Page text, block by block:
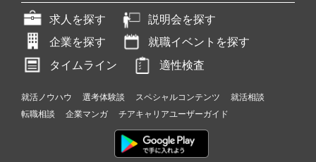
求人を探す
説明会を探す
企業を探す
就職イベントを探す
タイムライン
適性検査
就活ノウハウ 選考体験談 スペシャルコンテンツ
就活相談
転職相談
企業マンガ チアキャリアユーザーガイド